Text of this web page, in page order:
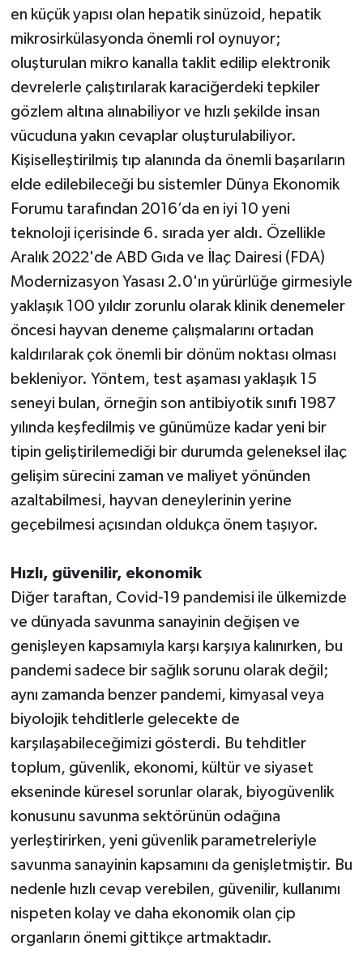
en küçük yapısı olan hepatik sinüzoid, hepatik
mikrosirkülasyonda önemli rol oynuyor;
oluşturulan mikro kanalla taklit edilip elektronik
devrelerle çalıştırılarak karaciğerdeki tepkiler
gözlem altına alınabiliyor ve hızlı şekilde insan
vücuduna yakın cevaplar oluşturulabiliyor.
Kişiselleştirilmiş tıp alanında da önemli başarıların
elde edilebileceği bu sistemler Dünya Ekonomik
Forumu tarafından 2016’da en iyi 10 yeni
teknoloji içerisinde 6. sırada yer aldı. Özellikle
Aralık 2022'de ABD Gıda ve İlaç Dairesi (FDA)
Modernizasyon Yasası 2.0'ın yürürlüğe girmesiyle
yaklaşık 100 yıldır zorunlu olarak klinik denemeler
öncesi hayvan deneme çalışmalarını ortadan
kaldırılarak çok önemli bir dönüm noktası olması
bekleniyor. Yöntem, test aşaması yaklaşık 15
seneyi bulan, örneğin son antibiyotik sınıfı 1987
yılında keşfedilmiş ve günümüze kadar yeni bir
tipin geliştirilemediği bir durumda geleneksel ilaç
gelişim sürecini zaman ve maliyet yönünden
azaltabilmesi, hayvan deneylerinin yerine
geçebilmesi açısından oldukça önem taşıyor.
Hızlı, güvenilir, ekonomik
Diğer taraftan, Covid-19 pandemisi ile ülkemizde
ve dünyada savunma sanayinin değişen ve
genişleyen kapsamıyla karşı karşıya kalınırken, bu
pandemi sadece bir sağlık sorunu olarak değil;
aynı zamanda benzer pandemi, kimyasal veya
biyolojik tehditlerle gelecekte de
karşılaşabileceğimizi gösterdi. Bu tehditler
toplum, güvenlik, ekonomi, kültür ve siyaset
ekseninde küresel sorunlar olarak, biyogüvenlik
konusunu savunma sektörünün odağına
yerleştirirken, yeni güvenlik parametreleriyle
savunma sanayinin kapsamını da genişletmiştir. Bu
nedenle hızlı cevap verebilen, güvenilir, kullanımı
nispeten kolay ve daha ekonomik olan çip
organların önemi gittikçe artmaktadır.